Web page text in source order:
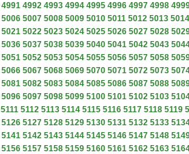
4991 4992 4993 4994 4995 4996 4997 4998
5006 5007 5008 5009 5010 5011 5012 5013 5014
5021 5022 5023 5024 5025 5026 5027 5028
5036 5037 5038 5039 5040 5041 5042 5043
5051 5052 5053 5054 5055 5056 5057 5058
5066 5067 5068 5069 5070 5071 5072 5073
5081 5082 5083 5084 5085 5086 5087 5088
5096 5097 5098 5099 5100 5101 5102 5103
5111 5112 5113 5114 5115 5116 5117 5118 5119
5126 5127 5128 5129 5130 5131 5132 5133
5141 5142 5143 5144 5145 5146 5147 5148
5156 5157 5158 5159 5160 5161 5162 5163